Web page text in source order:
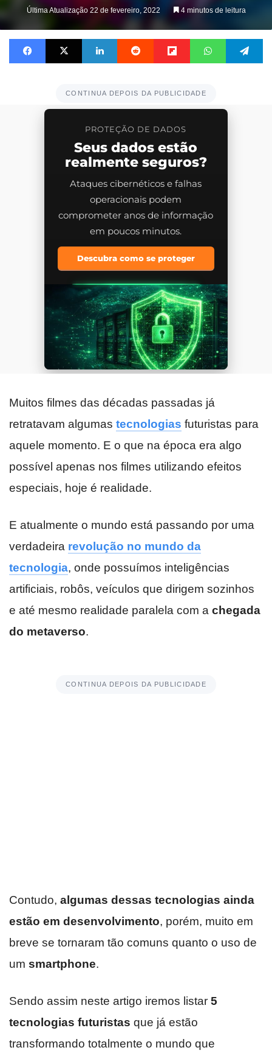
Última Atualização 22 de fevereiro, 2022 4 minutos de leitura
Facebook X Linkedin Reddit Flipboard WhatsApp
CONTINUA DEPOIS DA PUBLICIDADE
PROTEÇÃO DE DADOS
Seus dados estão
realmente seguros?
Ataques cibernéticos e falhas
operacionais podem
comprometer anos de informação
em poucos minutos.
Descubra como se proteger
Muitos filmes das décadas passadas já
retratavam algumas tecnologias futuristas para
aquele momento. E o que na época era algo
possível apenas nos filmes utilizando efeitos
especiais, hoje é realidade.
E atualmente o mundo está passando por uma
verdadeira revolução no mundo da
tecnologia, onde possuímos inteligências
artificiais, robôs, veículos que dirigem sozinhos
e até mesmo realidade paralela com a chegada
do metaverso.
CONTINUA DEPOIS DA PUBLICIDADE
Contudo, algumas dessas tecnologias ainda
estão em desenvolvimento, porém, muito em
breve se tornaram tão comuns quanto o uso de
um smartphone.
Sendo assim neste artigo iremos listar 5
tecnologias futuristas que já estão
transformando totalmente o mundo que